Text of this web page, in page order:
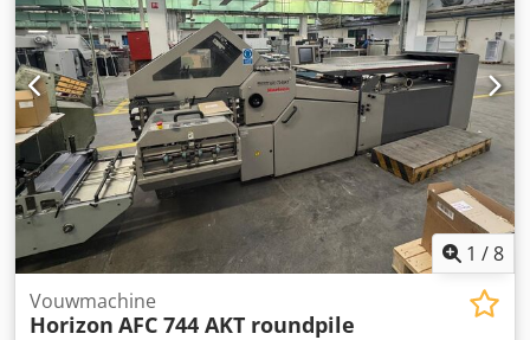
herhaalopdrachten - Centreerbord: volledig automatisch -
Aantal gespplaten: 1e vouwunit: 4 gespplaten + mes 2e
vouwunit: 2 gespplaten - Formaat: max. 490x650mm; min.
120x172mm - Verwerkingsdikte: 40-250g/m² - Stapelhoogte:
650mm - Uitvoer: max. 27.000 vellen/uur - Vermogen: 400V
/ 50Hz - 2,5kW - Afmetingen: 2.540x1.790x1.440mm -
Gewicht: 870kg Op verzoek kunnen we de volgende items
voor je organiseren: Inpakken, laden, transport (per schip
of vliegtuig) inclusief douaneafhandeling Verkrijgen van
een leaseofferte Crjdpfju Sr Ehsx Afisf
1 /8
Vouwmachine
Horizon AFC 744 AKT roundpile